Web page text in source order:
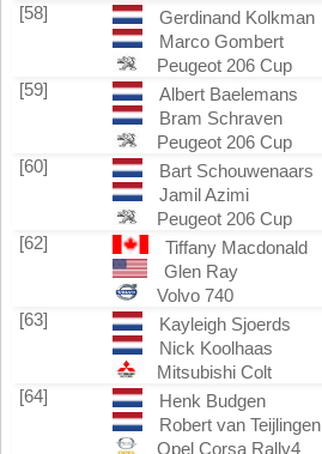
[58]
Gerdinand Kolkman
Marco Gombert
Peugeot 206 Cup
[59]
Albert Baelemans
Bram Schraven
Peugeot 206 Cup
[60]
Bart Schouwenaars
Jamil Azimi
Peugeot 206 Cup
[62]
Tiffany Macdonald
Glen Ray
Volvo 740
[63]
Kayleigh Sjoerds
Nick Koolhaas
Mitsubishi Colt
[64]
Henk Budgen
Robert van Teijlingen
Opel Corsa Rally4